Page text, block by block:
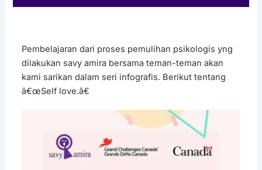
Pembelajaran dari proses pemulihan psikologis yng
dilakukan savy amira bersama teman-teman akan
kami sarikan dalam seri infografis. Berikut tentang
â€œSelf love.â€